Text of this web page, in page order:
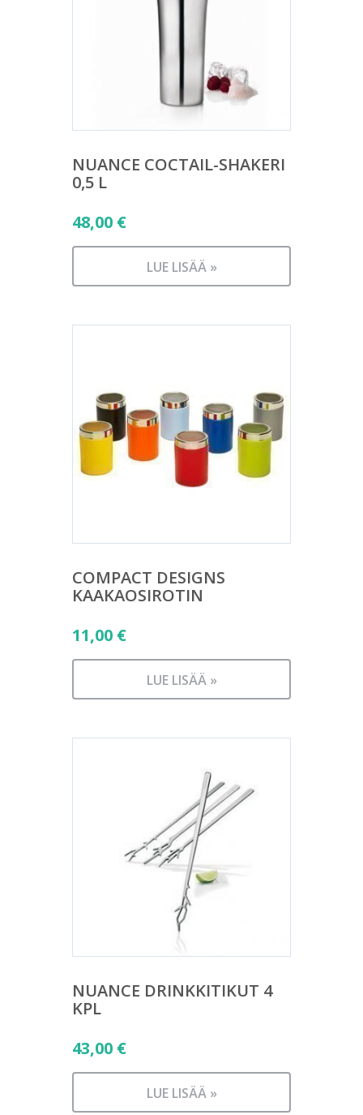
NUANCE COCTAIL-SHAKERI
0,5 L
48,00 €
LUE LISÄÄ »
COMPACT DESIGNS
KAAKAOSIROTIN
11,00 €
LUE LISÄÄ »
NUANCE DRINKKITIKUT 4
KPL
43,00 €
LUE LISÄÄ »